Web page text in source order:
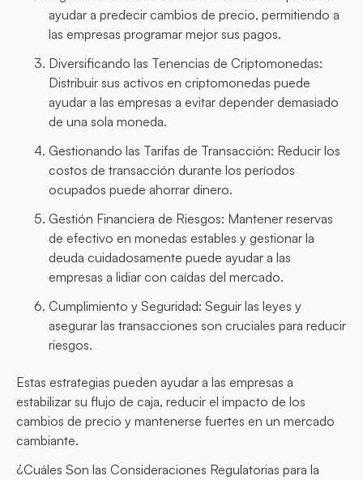
ayudar a predecir cambios de precio, permitiendo a
las empresas programar mejor sus pagos.
Diversificando las Tenencias de Criptomonedas:
Distribuir sus activos en criptomonedas puede
ayudar a las empresas a evitar depender demasiado
de una sola moneda.
Gestionando las Tarifas de Transacción: Reducir los
costos de transacción durante los períodos
ocupados puede ahorrar dinero.
Gestión Financiera de Riesgos: Mantener reservas
de efectivo en monedas estables y gestionar la
deuda cuidadosamente puede ayudar a las
empresas a lidiar con caídas del mercado.
Cumplimiento y Seguridad: Seguir las leyes y
asegurar las transacciones son cruciales para reducir
riesgos.
Estas estrategias pueden ayudar a las empresas a
estabilizar su flujo de caja, reducir el impacto de los
cambios de precio y mantenerse fuertes en un mercado
cambiante.
¿Cuáles Son las Consideraciones Regulatorias para la